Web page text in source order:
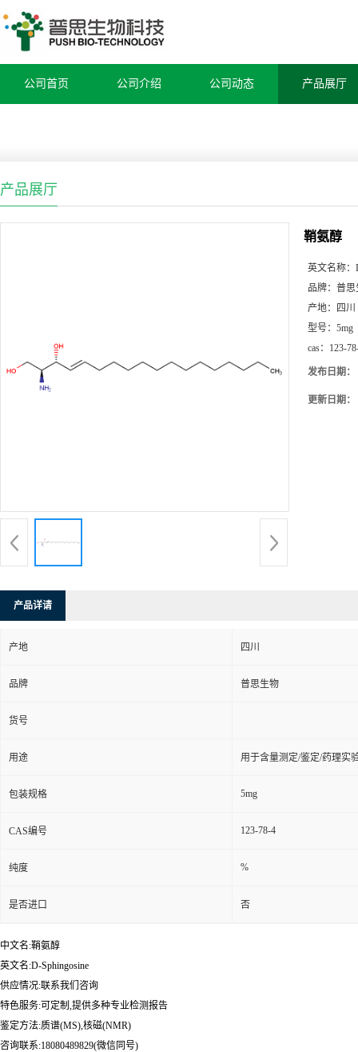
公司首页 公司介绍 公司动态 产品展厅
产品展厅
鞘氨醇
英文名称：
品牌： 普思
产地：
四川
型号： 5mg
cas： 123-
发布日期：
更新日期：
产品详请
产地 四川
品牌 普思生物
货号
用途 用于含量测定/鉴定/药理实
包装规格 5mg
CAS编号 123-78-4
纯度 %
是否进口 否
中文名:鞘氨醇
英文名:D-Sphingosine
供应情况:联系我们咨询
特色服务:可定制,提供多种专业检测报告
鉴定方法:质谱(MS),核磁(NMR)
咨询联系:18080489829(微信同号)